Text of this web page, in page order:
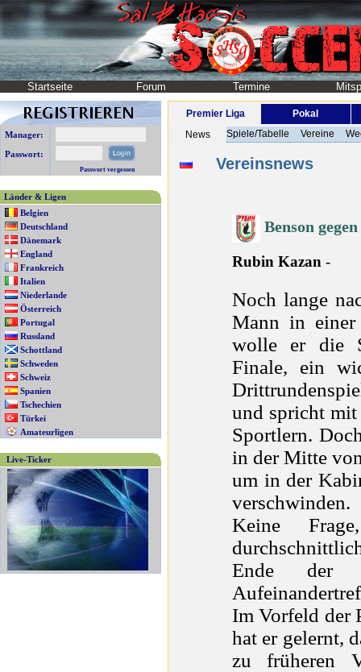
Startseite Forum Termine
Manager:
Passwort:
Passwort vergessen
Länder & Ligen
Belgien
Deutschland
Dänemark
England
Frankreich
Italien
Niederlande
Österreich
Portugal
Russland
Schottland
Schweden
Schweiz
Spanien
Tschechien
Türkei
Amateurligen
Live-Ticker
Premier Liga
Pokal
News
Spiele/Tabelle Vereine
Vereinsnews
Benson
Rubin Kazan -
Noch lange
Mann in einer
wolle er die
Finale, ein
und spricht
Sportlern.
in der Mitte
um in der
verschwinden.
Keine
Ende der
Im Vorfeld der
hat er gelernt,
zu früheren